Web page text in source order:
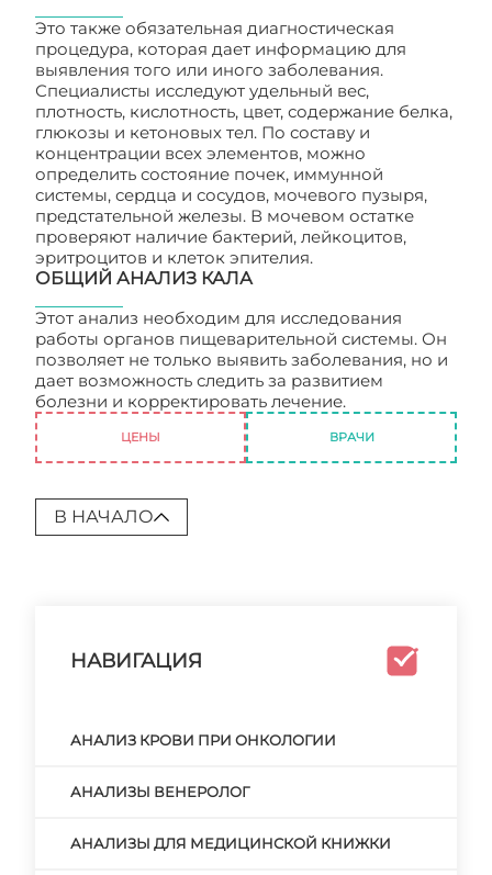
Это также обязательная диагностическая
процедура, которая дает информацию для
выявления того или иного заболевания.
Специалисты исследуют удельный вес,
плотность, кислотность, цвет, содержание белка,
глюкозы и кетоновых тел. По составу и
концентрации всех элементов, можно
определить состояние почек, иммунной
системы, сердца и сосудов, мочевого пузыря,
предстательной железы. В мочевом остатке
проверяют наличие бактерий, лейкоцитов,
эритроцитов и клеток эпителия.
ОБЩИЙ АНАЛИЗ КАЛА
Этот анализ необходим для исследования
работы органов пищеварительной системы. Он
позволяет не только выявить заболевания, но и
дает возможность следить за развитием
болезни и корректировать лечение.
ЦЕНЫ ВРАЧИ
В НАЧАЛО
НАВИГАЦИЯ
АНАЛИЗ КРОВИ ПРИ ОНКОЛОГИИ
АНАЛИЗЫ ВЕНЕРОЛОГ
АНАЛИЗЫ ДЛЯ МЕДИЦИНСКОЙ КНИЖКИ